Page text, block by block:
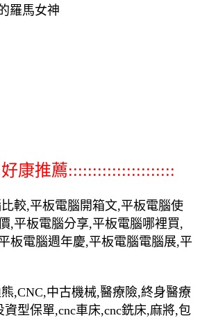
羅馬女神
康推薦::::::::::::::::::::::
較,平板電腦開箱文,平板電腦使
,平板電腦分享,平板電腦哪裡買,
板電腦週年慶,平板電腦電腦展,平
,CNC,中古機械,醫療險,終身醫療
型保單,cnc車床,cnc銑床,麻將,包